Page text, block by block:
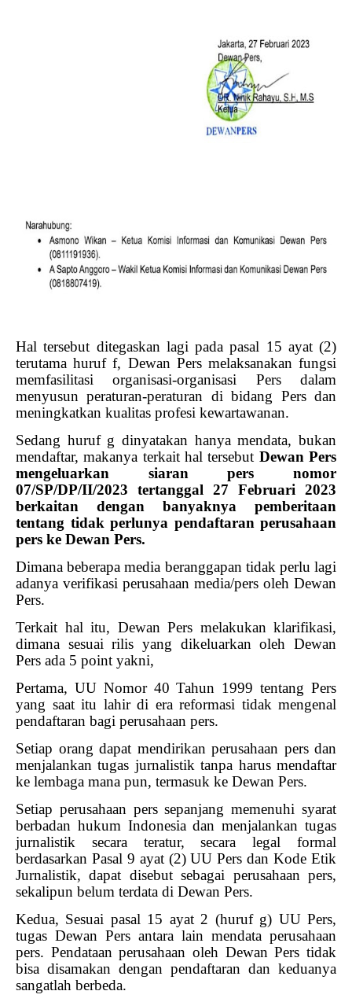
Hal tersebut ditegaskan lagi pada pasal 15 ayat (2)
terutama huruf f, Dewan Pers melaksanakan fungsi
memfasilitasi organisasi-organisasi Pers dalam
menyusun peraturan-peraturan di bidang Pers dan
meningkatkan kualitas profesi kewartawanan.
Sedang huruf g dinyatakan hanya mendata, bukan
mendaftar, makanya terkait hal tersebut Dewan Pers
mengeluarkan siaran pers nomor
07/SP/DP/II/2023 tertanggal 27 Februari 2023
berkaitan dengan banyaknya pemberitaan
tentang tidak perlunya pendaftaran perusahaan
pers ke Dewan Pers.
Dimana beberapa media beranggapan tidak perlu lagi
adanya verifikasi perusahaan media/pers oleh Dewan
Pers.
Terkait hal itu, Dewan Pers melakukan klarifikasi,
dimana sesuai rilis yang dikeluarkan oleh Dewan
Pers ada 5 point yakni,
Pertama, UU Nomor 40 Tahun 1999 tentang Pers
yang saat itu lahir di era reformasi tidak mengenal
pendaftaran bagi perusahaan pers.
Setiap orang dapat mendirikan perusahaan pers dan
menjalankan tugas jurnalistik tanpa harus mendaftar
ke lembaga mana pun, termasuk ke Dewan Pers.
Setiap perusahaan pers sepanjang memenuhi syarat
berbadan hukum Indonesia dan menjalankan tugas
jurnalistik secara teratur, secara legal formal
berdasarkan Pasal 9 ayat (2) UU Pers dan Kode Etik
Jurnalistik, dapat disebut sebagai perusahaan pers,
sekalipun belum terdata di Dewan Pers.
Kedua, Sesuai pasal 15 ayat 2 (huruf g) UU Pers,
tugas Dewan Pers antara lain mendata perusahaan
pers. Pendataan perusahaan oleh Dewan Pers tidak
bisa disamakan dengan pendaftaran dan keduanya
sangatlah berbeda.